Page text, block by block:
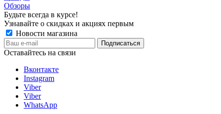
Обзоры
Будьте всегда в курсе!
Узнавайте о скидках и акциях первым
Новости магазина
Оставайтесь на связи
Вконтакте
Instagram
Viber
Viber
WhatsApp